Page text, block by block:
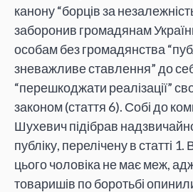
канону “борців за
заборонив громадянам
особам без громадянства
зневажливе ставлення” до
“перешкоджати реалізації”
законом (стаття 6). Собі до
Шухевич підібрав
публіку, перелічену в статті
цього чоловіка не має меж,
товаришів по боротьбі